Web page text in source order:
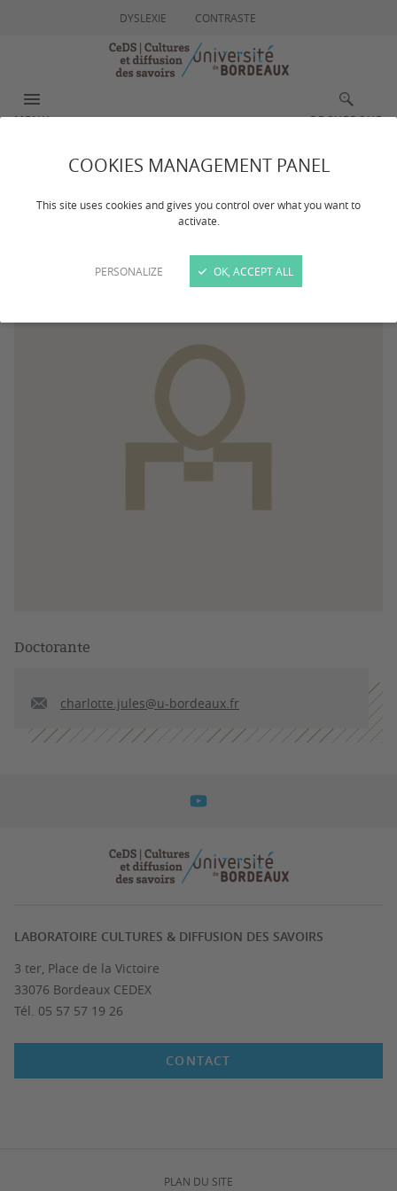
COOKIES MANAGEMENT PANEL
This site uses cookies and gives you control over what you want to
activate.
PERSONALIZE OK, ACCEPT ALL
DYSLEXIE CONTRASTE
MENU RECHERCHE
Charlotte JULES
Doctorante
charlotte.jules@u-bordeaux.fr
LABORATOIRE CULTURES & DIFFUSION DES SAVOIRS
3 ter, Place de la Victoire
33076 Bordeaux CEDEX
Tél. 05 57 57 19 26
CONTACT
PLAN DU SITE